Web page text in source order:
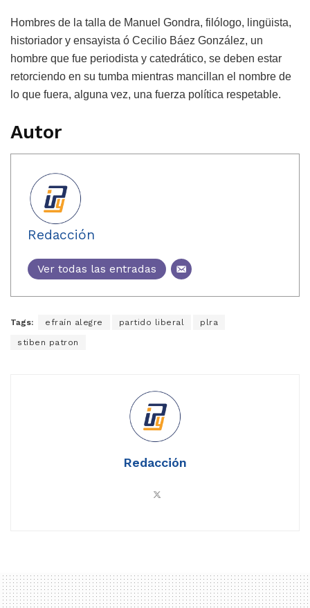
Hombres de la talla de Manuel Gondra, filólogo, lingüista,
historiador y ensayista ó Cecilio Báez González, un
hombre que fue periodista y catedrático, se deben estar
retorciendo en su tumba mientras mancillan el nombre de
lo que fuera, alguna vez, una fuerza política respetable.
Autor
Redacción
Ver todas las entradas
Tags: efraín alegre partido liberal plra
stiben patron
Redacción